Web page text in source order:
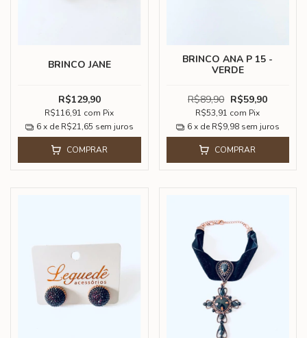
BRINCO JANE
R$129,90
R$116,91 com Pix
6 x de R$21,65 sem juros
COMPRAR
BRINCO ANA P 15 -
VERDE
R$89,90 R$59,90
R$53,91 com Pix
6 x de R$9,98 sem juros
COMPRAR